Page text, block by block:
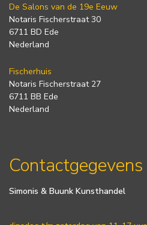
De Salons van de 19e Eeuw
Notaris Fischerstraat 30
6711 BD Ede
Nederland
Fischerhuis
Notaris Fischerstraat 27
6711 BB Ede
Nederland
Contactgegevens
Simonis & Buunk Kunsthandel